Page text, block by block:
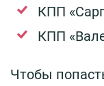
КПП
КПП
Чтобы